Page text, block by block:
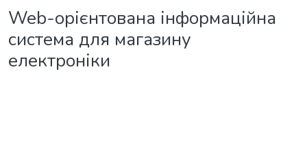
Web-орієнтована інформаційна
система для магазину
електроніки